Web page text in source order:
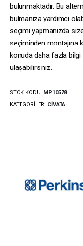
bulunmaktadır. Bu
bulmanıza yardımcı
seçimi yapmanızda
seçiminden montajına
konuda daha fazla bilgi
ulaşabilirsiniz.
STOK KODU: MP10578
KATEGORILER: CIVATA